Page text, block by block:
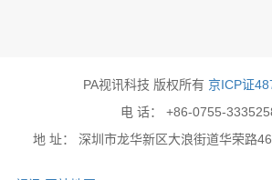
PA视讯科技 版权所有 京ICP证
电 话： +86-0755-
地 址： 深圳市龙华新区大浪街道华荣路